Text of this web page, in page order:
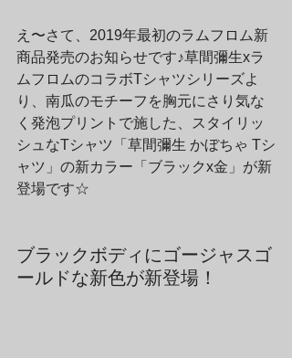
え〜さて、2019年最初のラムフロム新
商品発売のお知らせです♪草間彌生xラ
ムフロムのコラボTシャツシリーズよ
り、南瓜のモチーフを胸元にさり気な
く発泡プリントで施した、スタイリッ
シュなTシャツ「草間彌生 かぼちゃ Tシ
ャツ」の新カラー「ブラックx金」が新
登場です☆
ブラックボディにゴージャスゴ
ールドな新色が新登場！